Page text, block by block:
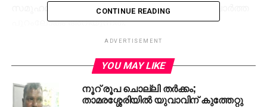
സമൂഹമാധ്യമങ്ങളില്‍ പ്രചരിച്ചതോടെയാണ് വാര്‍ത്ത
പുറംലോകം അറിയുന്നത്.
CONTINUE READING
ADVERTISEMENT
YOU MAY LIKE
നൂറ് രൂപ ചൊല്ലി തര്‍ക്കം;
താമരശ്ശേരിയില്‍ യുവാവിന് കുത്തേറ്റു